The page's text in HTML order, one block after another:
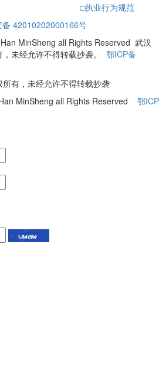
□执业行为规范
备 42010202000166号
MinSheng all Rights Reserved 武汉
未经允许不得转载抄袭。 鄂ICP备
有，未经允许不得转载抄袭
MinSheng all Rights Reserved 鄂ICP